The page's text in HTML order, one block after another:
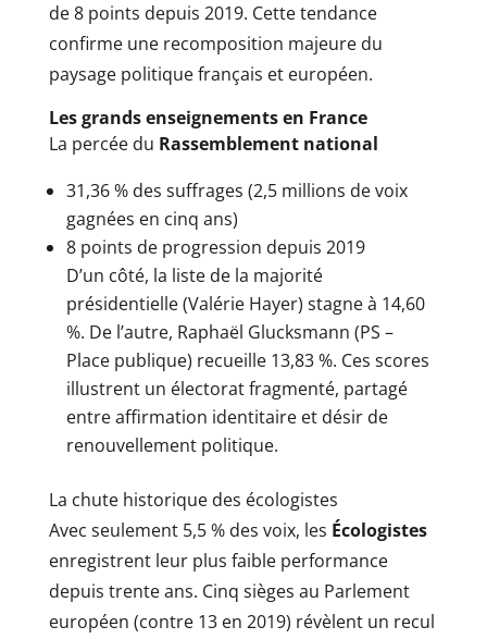
de 8 points depuis 2019. Cette tendance
confirme une recomposition majeure du
paysage politique français et européen.
Les grands enseignements en France
La percée du Rassemblement national
31,36 % des suffrages (2,5 millions de voix
gagnées en cinq ans)
8 points de progression depuis 2019
D’un côté, la liste de la majorité
présidentielle (Valérie Hayer) stagne à 14,60
%. De l’autre, Raphaël Glucksmann (PS –
Place publique) recueille 13,83 %. Ces scores
illustrent un électorat fragmenté, partagé
entre affirmation identitaire et désir de
renouvellement politique.
La chute historique des écologistes
Avec seulement 5,5 % des voix, les Écologistes
enregistrent leur plus faible performance
depuis trente ans. Cinq sièges au Parlement
européen (contre 13 en 2019) révèlent un recul